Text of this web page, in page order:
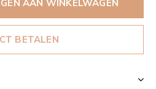
AAN WINKELWAGEN
BETALEN